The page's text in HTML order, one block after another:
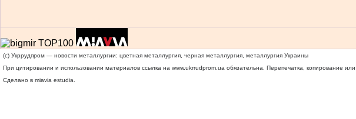
(c) Укррудпром — новости металлургии: цветная металлургия, черная металлургия, металлургия Украины
При цитировании и использовании материалов ссылка на www.ukrrudprom.ua обязательна. Перепечатка, копирование
Сделано в miavia estudia.